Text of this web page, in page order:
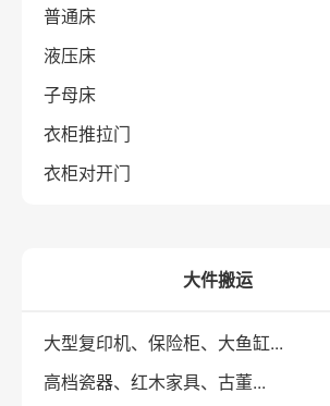
普通床
液压床
子母床
衣柜推拉门
衣柜对开门
大件搬运
大型复印机、保险柜、大鱼缸...
高档瓷器、红木家具、古董...